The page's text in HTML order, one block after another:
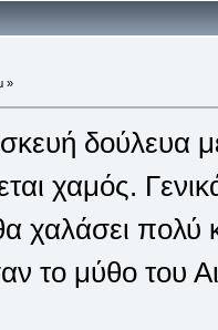
»
δούλευα
χαμός.
χαλάσει
το μύθο του